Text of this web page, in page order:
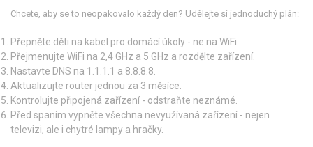
Chcete, aby se to neopakovalo každý den? Udělejte si jednoduchý plán:
Přepněte děti na kabel pro domácí úkoly - ne na WiFi.
Přejmenujte WiFi na 2,4 GHz a 5 GHz a rozdělte zařízení.
Nastavte DNS na 1.1.1.1 a 8.8.8.8.
Aktualizujte router jednou za 3 měsíce.
Kontrolujte připojená zařízení - odstraňte neznámé.
Před spaním vypněte všechna nevyužívaná zařízení - nejen
televizi, ale i chytré lampy a hračky.